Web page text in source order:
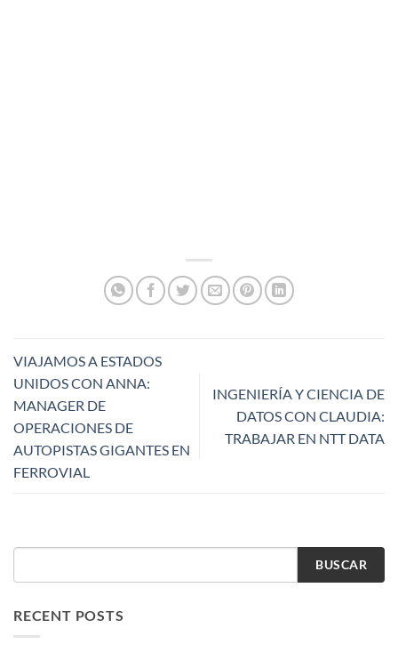
VIAJAMOS A ESTADOS
UNIDOS CON ANNA:
MANAGER DE
OPERACIONES DE
AUTOPISTAS GIGANTES EN
FERROVIAL
INGENIERÍA Y CIENCIA DE
DATOS CON CLAUDIA:
TRABAJAR EN NTT DATA
BUSCAR
RECENT POSTS